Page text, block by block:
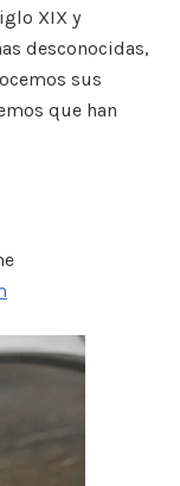
XIX y
desconocidas,
sus
que han